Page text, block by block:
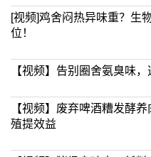
[视频]鸡舍闷热异味重？生
位！
【视频】告别圈舍氨臭味
【视频】废弃啤酒糟发酵
殖提效益